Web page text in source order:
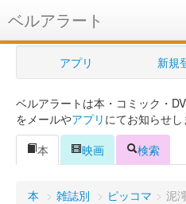
ベルアラート
ベルアラートとは
ヘルプ
新規登録
ログイン
アプリ 新規
ベルアラートは本・コミック・
をメールやアプリ にてお知らせし
本
映画 検索
本 > 雑誌別 > ピッコマ > 泥